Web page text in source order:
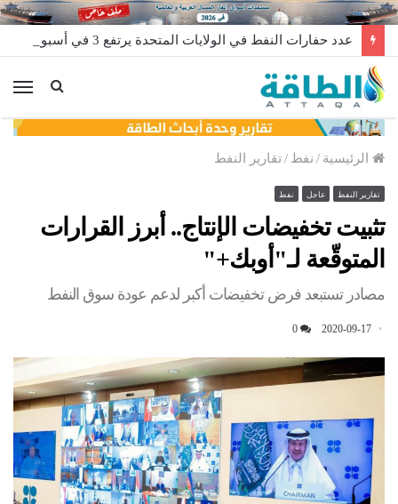
عدد حفارات النفط في الولايات المتحدة يرتفع 3 في أسبوع
الرئيسية / نفط /تقارير النفط
تقارير النفط عاجل نفط
تثبيت تخفيضات الإنتاج.. أبرز القرارات
المتوقّعة لـ"أوبك+"
مصادر تستبعد فرض تخفيضات أكبر لدعم عودة سوق النفط
2020-09-17
0